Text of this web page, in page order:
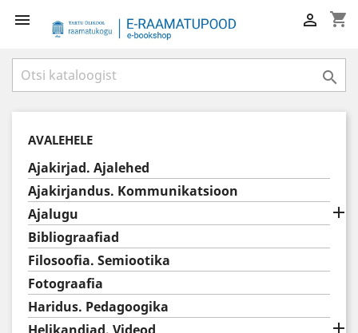
 shopping_cart


AVALEHELE
Ajakirjad. Ajalehed
Ajakirjandus. Kommunikatsioon
Ajalugu

Bibliograafiad
Filosoofia. Semiootika
Fotograafia
Haridus. Pedagoogika
